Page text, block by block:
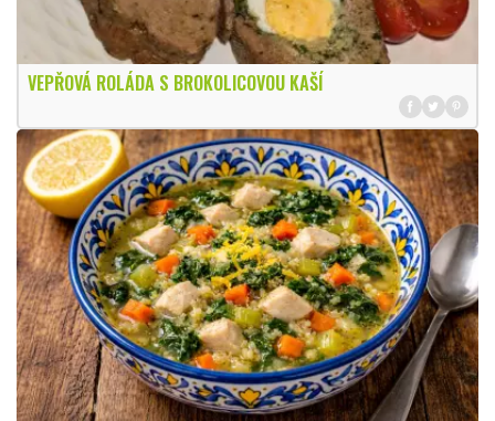
VEPŘOVÁ ROLÁDA S BROKOLICOVOU KAŠÍ